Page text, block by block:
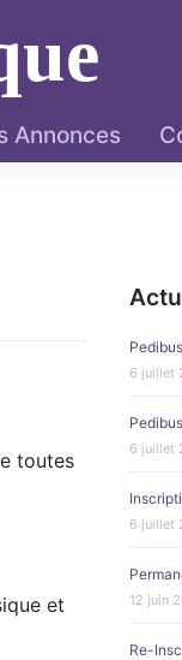
Annonces
toutes
et
6 juillet
6 juillet
6 juillet
12 juin
Re-